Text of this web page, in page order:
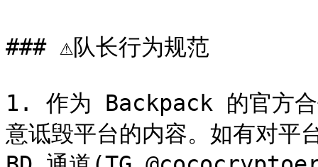
### ⚠️队长行为规范
1. 作为 Backpack 的官方合
意诋毁平台的内容。如有对平